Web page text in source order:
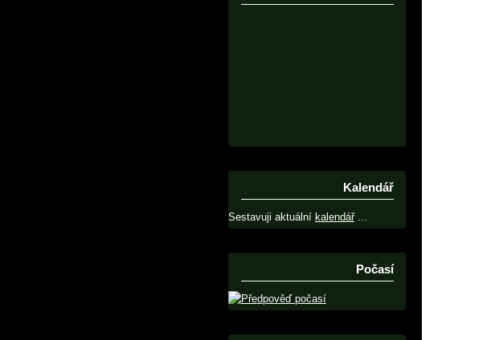
Kalendář
Sestavuji aktuální kalendář...
Počasí